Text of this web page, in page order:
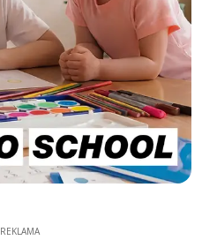
REKLAMA